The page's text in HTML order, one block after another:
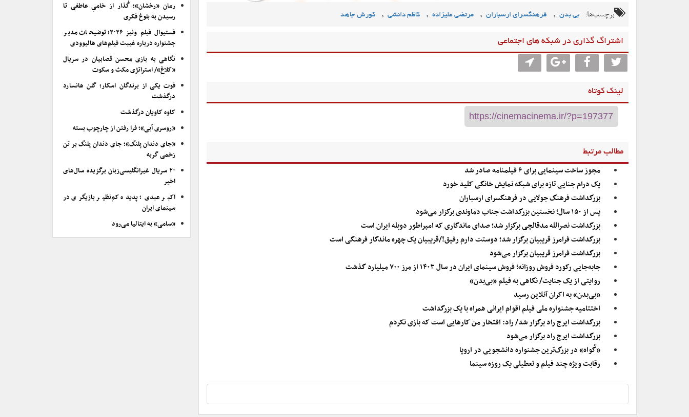
برچسب‌ها: بی بدن , فرهنگسرای ارسباران , مرتضی علیزاده , کاظم دانشی , کورش جاهد
اشتراگ گذاری در شبکه های اجتماعی
لینک کوتاه
مطالب مرتبط
مجوز ساخت سینمایی برای ۶ فیلمنامه صادر شد
یک درام جنایی تازه برای شبکه نمایش خانگی کلید خورد
بزرگداشت فرهنگ جولایی در فرهنگسرای ارسباران
پس از ۱۵۰ سال؛ نخستین بزرگداشت جناب دماوندی برگزار می‌شود
بزرگداشت نصرالله مدقالچی برگزار شد؛ صدای ماندگاری که امپراطور دوبله ایران است
بزرگداشت فرامرز قریبیان برگزار شد؛ دوستت دارم رفیق!/قریبیان یک چهره ماندگار فرهنگی است
بزرگداشت فرامرز قریبیان برگزار می‌شود
جابه‌جایی رکورد فروش روزانه؛ فروش سینمای ایران در سال ۱۴۰۳ از مرز ۷۰۰ میلیارد گذشت
روایتی از یک جنایت/ نگاهی به فیلم «بی‌بدن»
«بی‌بدن» به اکران آنلاین رسید
اختتامیه جشنواره ملی فیلم اقوام ایرانی همراه با یک بزرگداشت
بزرگداشت ایرج راد برگزار شد/ راد: افتخار من کارهایی است که بازی نکردم
بزرگداشت ایرج راد برگزار می‌شود
«گُواه» در بزرگ‌ترین جشنواره دانشجویی در اروپا
رقابت ویژه چند فیلم و تعطیلی یک روزه سینما
رمان «رخشان»؛ گُذار از خامیِ عاطفی تا
رسیدن به بلوغ فکری
فستیوال فیلم ونیز ۲۰۲۶؛ توضیحات مدیر
جشنواره درباره غیبت فیلم‌های هالیوودی
نگاهی به بازی محسن قصابیان در سریال
«کلاغ»/ استراتژی مکث و سکوت
فوت یکی از برندگان اسکار؛ گلن هانسارد
درگذشت
کاوه کاویان درگذشت
«روسری آبی»؛ فرا رفتن از چارچوب بسته
«جای دندان پلنگ»؛ جای دندان پلنگ بر تن
زخمی گربه
۲۰ سریال غیرانگلیسی‌زبان برگزیده سال‌های
اخیر
اکبر عبدی؛ پدیده کم‌نظیر بازیگری در
سینمای ایران
«سامی» به ایتالیا می‌رود